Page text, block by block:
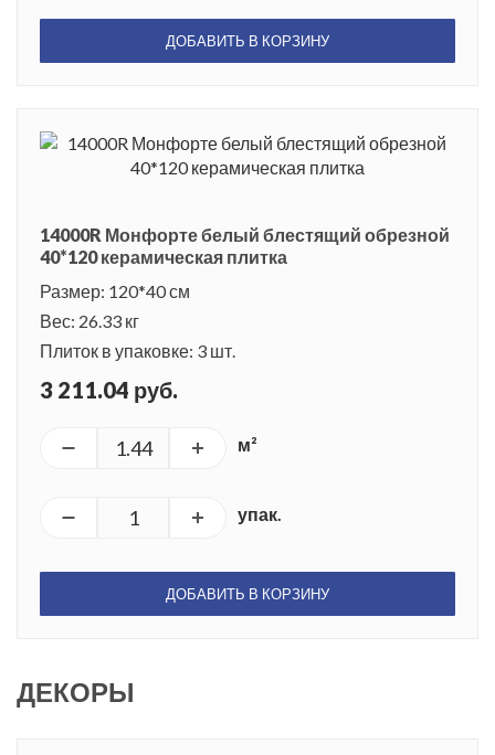
ДОБАВИТЬ В КОРЗИНУ
14000R Монфорте белый блестящий обрезной
40*120 керамическая плитка
Размер: 120*40 см
Вес: 26.33 кг
Плиток в упаковке: 3 шт.
3 211.04 руб.
м²
упак.
ДОБАВИТЬ В КОРЗИНУ
ДЕКОРЫ